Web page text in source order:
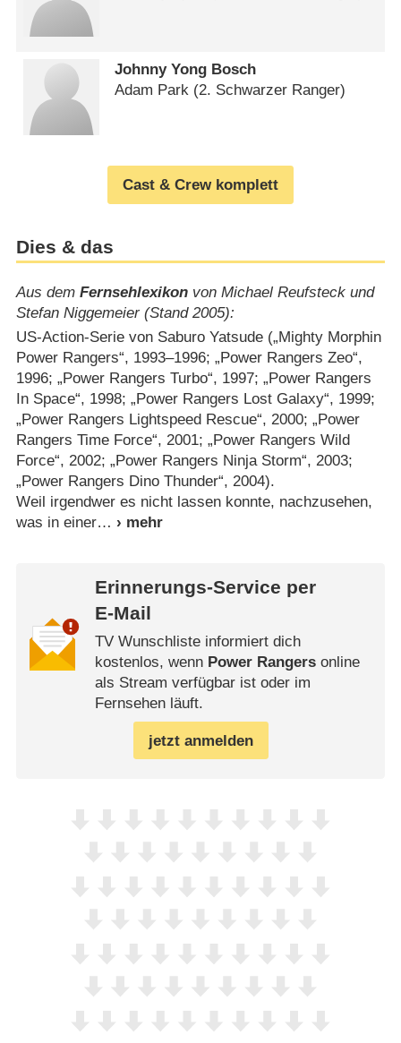
Johnny Yong Bosch
Adam Park (2. Schwarzer Ranger)
Cast & Crew komplett
Dies & das
Aus dem Fernsehlexikonvon Michael Reufsteck und
Stefan Niggemeier (Stand 2005):
US-Action-Serie von Saburo Yatsude („Mighty Morphin
Power Rangers“, 1993⁠–⁠1996; „Power Rangers Zeo“,
1996; „Power Rangers Turbo“, 1997; „Power Rangers
In Space“, 1998; „Power Rangers Lost Galaxy“, 1999;
„Power Rangers Lightspeed Rescue“, 2000; „Power
Rangers Time Force“, 2001; „Power Rangers Wild
Force“, 2002; „Power Rangers Ninja Storm“, 2003;
„Power Rangers Dino Thunder“, 2004).
Weil irgendwer es nicht lassen konnte, nachzusehen,
was in einer
Erinnerungs-Service per
E-Mail
TV Wunschliste informiert dich
kostenlos, wenn Power Rangersonline
als Stream verfügbar ist oder im
Fernsehen läuft.
jetzt anmelden